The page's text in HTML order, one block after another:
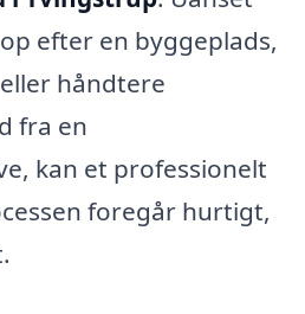
efter en byggeplads,
håndtere
fra en
kan et professionelt
foregår hurtigt,